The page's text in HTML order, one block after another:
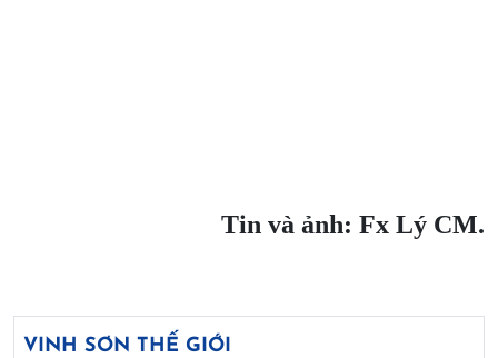
Tin và ảnh: Fx Lý CM.
VINH SƠN THẾ GIỚI